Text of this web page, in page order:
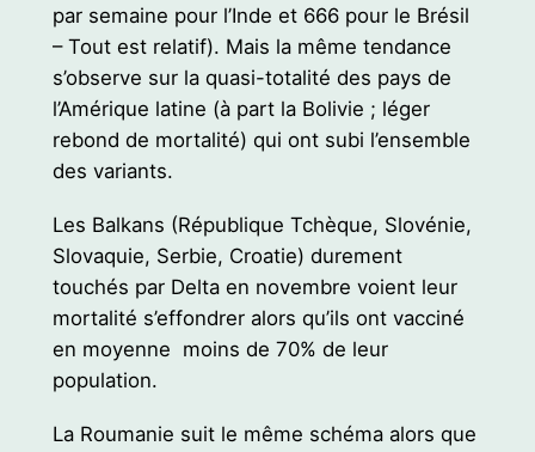
par semaine pour l’Inde et 666 pour le Brésil
– Tout est relatif). Mais la même tendance
s’observe sur la quasi-totalité des pays de
l’Amérique latine (à part la Bolivie ; léger
rebond de mortalité) qui ont subi l’ensemble
des variants.
Les Balkans (République Tchèque, Slovénie,
Slovaquie, Serbie, Croatie) durement
touchés par Delta en novembre voient leur
mortalité s’effondrer alors qu’ils ont vacciné
en moyenne moins de 70% de leur
population.
La Roumanie suit le même schéma alors que